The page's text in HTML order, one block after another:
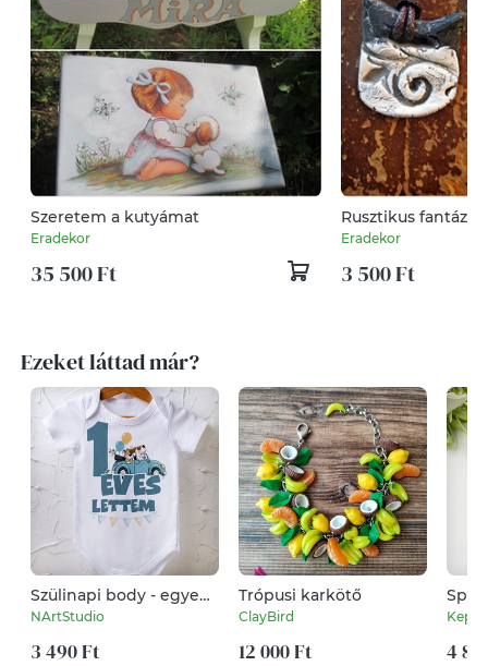
Szeretem a kutyámat
Eradekor
35 500 Ft
Rusztikus fantázia
Eradekor
3 500 Ft
Ezeket láttad már?
Szülinapi body - egyedi
grafikával
NArtStudio
3 490 Ft
Trópusi karkötő
ClayBird
12 000 Ft
-
4